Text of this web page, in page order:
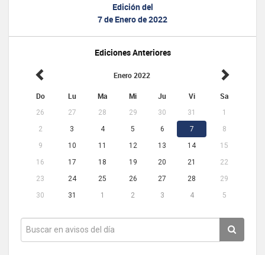
Edición del
7 de Enero de 2022
Ediciones Anteriores
Enero 2022
Do Lu Ma Mi Ju Vi Sa
26 27 28 29 30 31
1
2
3 4 5 6 7
8
9
10 11 12 13 14
15
16
17 18 19 20 21
22
23
24 25 26 27 28
29
30
31 1 2 3 4 5